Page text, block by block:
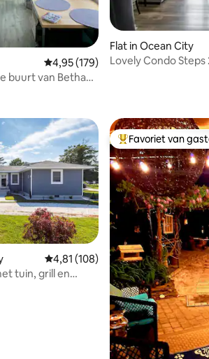
5, 122 recensies
Gemiddelde beoordeling van 4,95
4,95 (179)
buurt van Bethany
Flat in Ocean City
Lovely Condo Steps 2Beach+Pool
5, 111 recensies
Gemiddelde beoordeling van 4,81
4,81 (108)
tuin, grill en
Topfavoriet van
Favoriet van